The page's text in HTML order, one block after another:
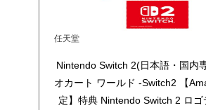
任天堂
Nintendo Switch 2(日本語・国内
オカート ワールド -Switch2 【
定】特典 Nintendo Switch 2 ロゴ